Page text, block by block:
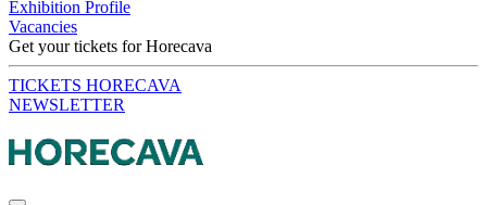
Exhibition Profile
Vacancies
Get your tickets for Horecava
TICKETS HORECAVA
NEWSLETTER